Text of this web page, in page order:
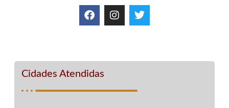
Cidades Atendidas